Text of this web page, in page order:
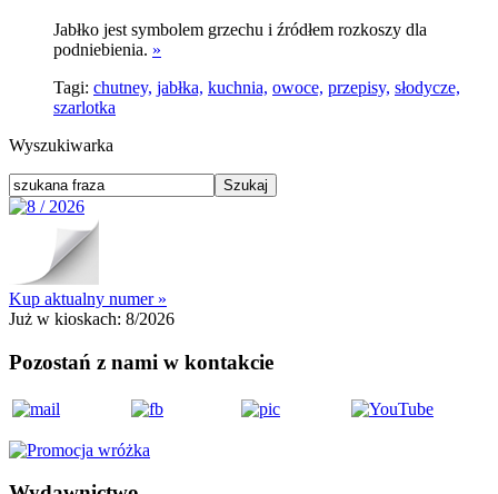
Jabłko jest symbolem grzechu i źródłem rozkoszy dla
podniebienia. »
Tagi: chutney, jabłka, kuchnia, owoce, przepisy, słodycze,
szarlotka
Wyszukiwarka
Kup aktualny numer »
Już w kioskach: 8/2026
Pozostań z nami w kontakcie